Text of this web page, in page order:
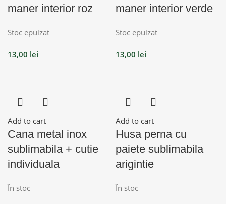
maner interior roz
Stoc epuizat
13,00 lei
maner interior verde
Stoc epuizat
13,00 lei
Add to cart
Cana metal inox
sublimabila + cutie
individuala
În stoc
Add to cart
Husa perna cu
paiete sublimabila
arigintie
În stoc